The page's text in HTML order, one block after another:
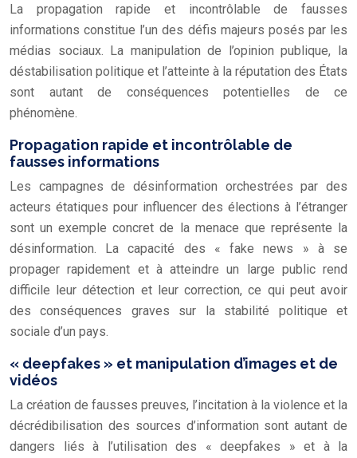
La propagation rapide et incontrôlable de fausses
informations constitue l’un des défis majeurs posés par les
médias sociaux. La manipulation de l’opinion publique, la
déstabilisation politique et l’atteinte à la réputation des États
sont autant de conséquences potentielles de ce
phénomène.
Propagation rapide et incontrôlable de
fausses informations
Les campagnes de désinformation orchestrées par des
acteurs étatiques pour influencer des élections à l’étranger
sont un exemple concret de la menace que représente la
désinformation. La capacité des « fake news » à se
propager rapidement et à atteindre un large public rend
difficile leur détection et leur correction, ce qui peut avoir
des conséquences graves sur la stabilité politique et
sociale d’un pays.
« deepfakes » et manipulation d’images et de
vidéos
La création de fausses preuves, l’incitation à la violence et la
décrédibilisation des sources d’information sont autant de
dangers liés à l’utilisation des « deepfakes » et à la